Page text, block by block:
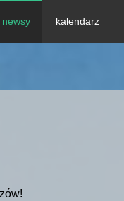
newsy kalendarz